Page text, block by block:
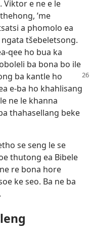
Viktor e ne e le
’me
a phomolo ea
tšebeletsong.
qee ho bua ka
ba bona bo ile
ba kantle ho
e-ba ho khahlisang
ne le khanna
thahasellang beke
se seng le se
thutong ea Bibele
re bona hore
ke seo. Ba ne ba
.